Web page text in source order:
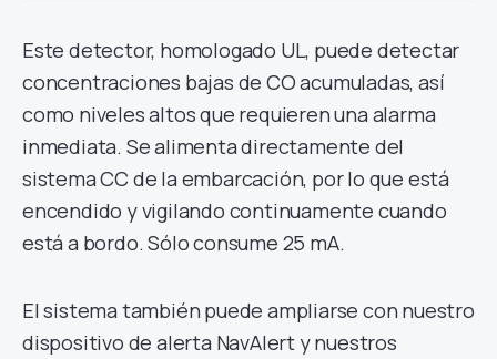
Este detector, homologado UL, puede detectar
concentraciones bajas de CO acumuladas, así
como niveles altos que requieren una alarma
inmediata. Se alimenta directamente del
sistema CC de la embarcación, por lo que está
encendido y vigilando continuamente cuando
está a bordo. Sólo consume 25 mA.
El sistema también puede ampliarse con nuestro
dispositivo de alerta NavAlert y nuestros